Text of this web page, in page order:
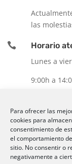
Para ofrecer las
cookies para
consentimiento de
el comportamiento
sitio. No consentir o
negativamente a
las

Horario
Lunes a
9:00h a
Email: ㅤ
Movil:+00
Movil: +00